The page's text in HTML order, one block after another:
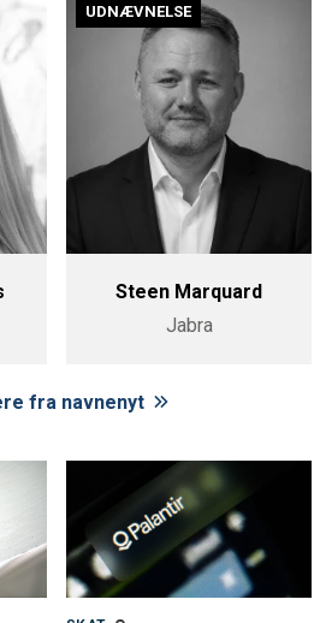
UDNÆVNELSE
Steen Marquard
Jabra
fra navnenyt